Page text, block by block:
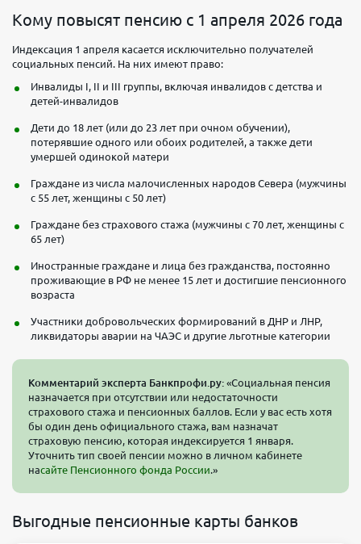
Кому повысят пенсию с 1 апреля 2026 года
Индексация 1 апреля касается исключительно получателей
социальных пенсий. На них имеют право:
Инвалиды I, II и III группы, включая инвалидов с детства и
детей-инвалидов
Дети до 18 лет (или до 23 лет при очном обучении),
потерявшие одного или обоих родителей, а также дети
умершей одинокой матери
Граждане из числа малочисленных народов Севера (мужчины
с 55 лет, женщины с 50 лет)
Граждане без страхового стажа (мужчины с 70 лет, женщины с
65 лет)
Иностранные граждане и лица без гражданства, постоянно
проживающие в РФ не менее 15 лет и достигшие пенсионного
возраста
Участники добровольческих формирований в ДНР и ЛНР,
ликвидаторы аварии на ЧАЭС и другие льготные категории
Комментарий эксперта Банкпрофи.ру: «Социальная пенсия
назначается при отсутствии или недостаточности
страхового стажа и пенсионных баллов. Если у вас есть хотя
бы один день официального стажа, вам назначат
страховую пенсию, которая индексируется 1 января.
Уточнить тип своей пенсии можно в личном кабинете
насайте Пенсионного фонда России.»
Выгодные пенсионные карты банков